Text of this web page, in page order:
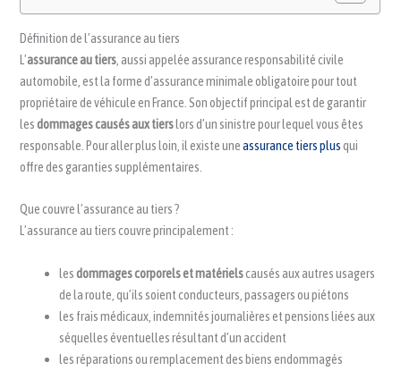
Définition de l’assurance au tiers
L’assurance au tiers , aussi appelée assurance responsabilité civile
automobile, est la forme d’assurance minimale obligatoire pour tout
propriétaire de véhicule en France. Son objectif principal est de garantir
lesdommages causés aux tierslors d’un sinistre pour lequel vous êtes
responsable. Pour aller plus loin, il existe uneassurance tiers plusqui
offre des garanties supplémentaires.
Que couvre l’assurance au tiers ?
L’assurance au tiers couvre principalement :
lesdommages corporels et matérielscausés aux autres usagers
de la route, qu’ils soient conducteurs, passagers ou piétons
les frais médicaux, indemnités journalières et pensions liées aux
séquelles éventuelles résultant d’un accident
les réparations ou remplacement des biens endommagés